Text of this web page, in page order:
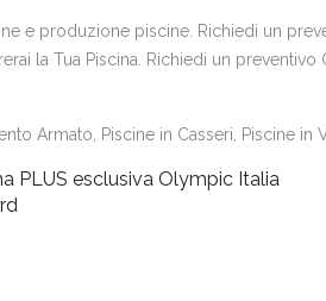
e produzione piscine. Richiedi un
la Tua Piscina. Richiedi un
Armato, Piscine in Casseri, Piscine
PLUS esclusiva Olympic Italia